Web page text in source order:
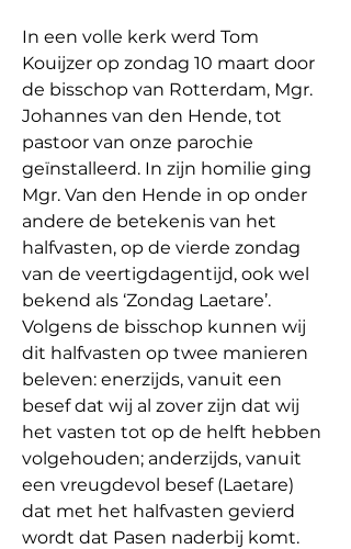
In een volle kerk werd Tom
Kouijzer op zondag 10 maart door
de bisschop van Rotterdam, Mgr.
Johannes van den Hende, tot
pastoor van onze parochie
geïnstalleerd. In zijn homilie ging
Mgr. Van den Hende in op onder
andere de betekenis van het
halfvasten, op de vierde zondag
van de veertigdagentijd, ook wel
bekend als ‘Zondag Laetare’.
Volgens de bisschop kunnen wij
dit halfvasten op twee manieren
beleven: enerzijds, vanuit een
besef dat wij al zover zijn dat wij
het vasten tot op de helft hebben
volgehouden; anderzijds, vanuit
een vreugdevol besef (Laetare)
dat met het halfvasten gevierd
wordt dat Pasen naderbij komt.